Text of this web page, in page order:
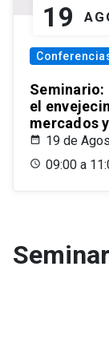
19
Seminario:
el
mercados
19 de
09:00 a